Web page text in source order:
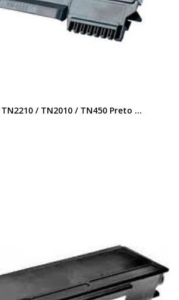
TN2210 / TN2010 / TN450 Preto ...